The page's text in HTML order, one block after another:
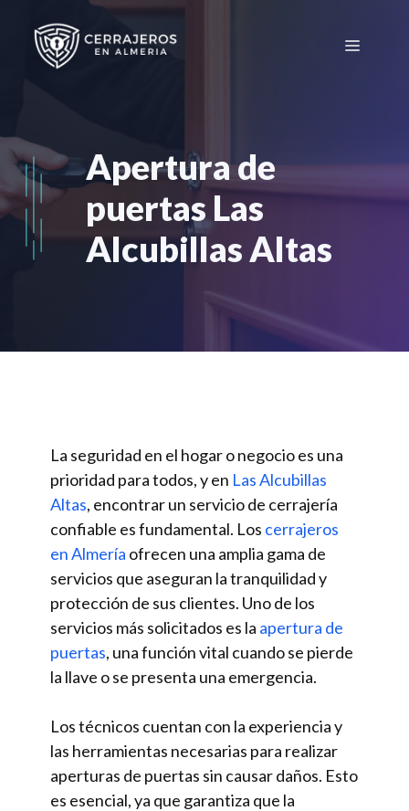
contenido
Menú
Apertura de
puertas Las
Alcubillas Altas
La seguridad en el hogar o negocio es una
prioridad para todos, y en Las Alcubillas
Altas, encontrar un servicio de cerrajería
confiable es fundamental. Los cerrajeros
en Almería ofrecen una amplia gama de
servicios que aseguran la tranquilidad y
protección de sus clientes. Uno de los
servicios más solicitados es la apertura de
puertas, una función vital cuando se pierde
la llave o se presenta una emergencia.
Los técnicos cuentan con la experiencia y
las herramientas necesarias para realizar
aperturas de puertas sin causar daños. Esto
es esencial, ya que garantiza que la